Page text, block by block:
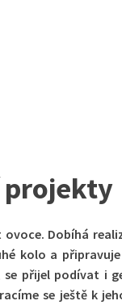
projekty
ovoce. Dobíhá
kolo a
se přijel podívat i
se ještě k